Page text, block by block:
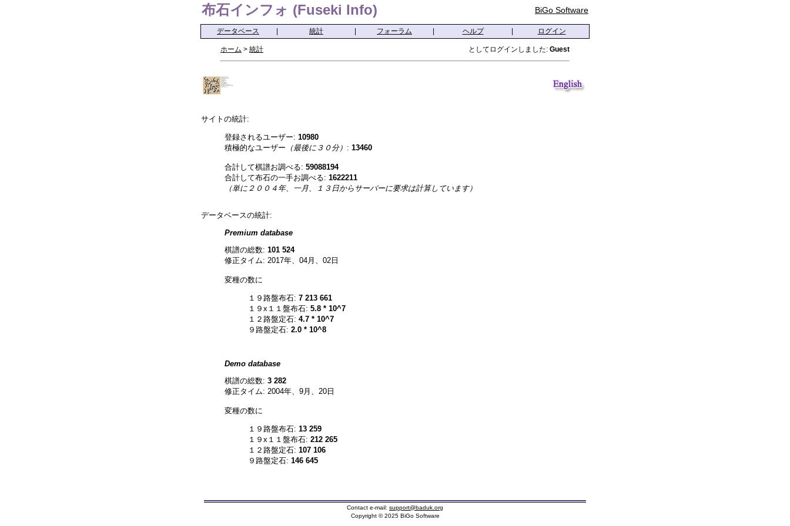
布石インフォ (Fuseki Info) BiGo Software
データベース 統計 フォーラム ヘルプ ログイン
ホーム > 統計 としてログインしました: Guest
サイトの統計:
登録されるユーザー: 10980
積極的なユーザー （最後に３０分） : 13460
合計して棋譜お調べる: 59088194
合計して布石の一手お調べる: 1622211
（単に２００４年、一月、１３日からサーバーに要求は計算しています）
データベースの統計:
Premium database
棋譜の総数: 101 524
修正タイム: 2017年、04月、02日
変種の数に
１９路盤布石: 7 213 661
１９x１１盤布石: 5.8 * 10^7
１２路盤定石: 4.7 * 10^7
９路盤定石: 2.0 * 10^8
Demo database
棋譜の総数: 3 282
修正タイム: 2004年、9月、20日
変種の数に
１９路盤布石: 13 259
１９x１１盤布石: 212 265
１２路盤定石: 107 106
９路盤定石: 146 645
Contact e-mail: support@baduk.org
Copyright © 2025 BiGo Software